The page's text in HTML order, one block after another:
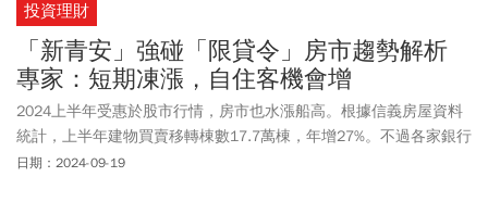
投資理財
「新青安」強碰「限貸令」房市趨勢解析
專家：短期凍漲，自住客機會增
2024上半年受惠於股市行情，房市也水漲船高。根據信義房屋資料
統計，上半年建物買賣移轉棟數17.7萬棟，年增27%。不過各家銀行
陸續從7月開始出現房貸審核期拉長、排隊撥款的「限貸」問題，引
日期：2024-09-19